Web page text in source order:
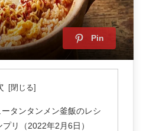
Pin
ータンタンメン釜飯のレシ
リ（2022年2月6日）